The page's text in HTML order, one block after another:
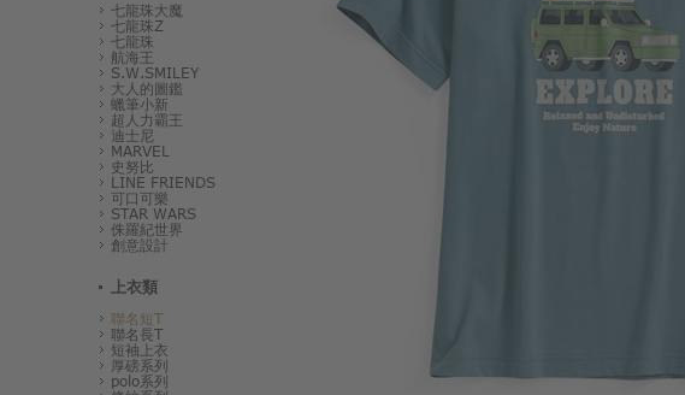
七龍珠大魔
七龍珠Z
七龍珠
航海王
S.W.SMILEY
大人的圖鑑
蠟筆小新
超人力霸王
迪士尼
MARVEL
史努比
LINE FRIENDS
可口可樂
STAR WARS
侏羅紀世界
創意設計
上衣類
聯名短T
聯名長T
短袖上衣
厚磅系列
polo系列